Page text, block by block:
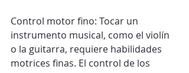
Control motor fino: Tocar un
instrumento musical, como el violín
o la guitarra, requiere habilidades
motrices finas. El control de los